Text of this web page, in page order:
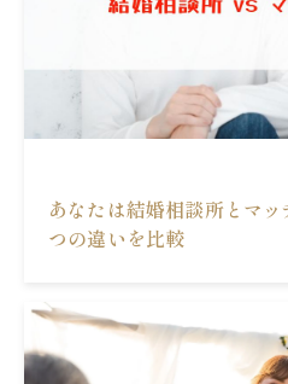
あなたは結婚相談所とマ
つの違いを比較